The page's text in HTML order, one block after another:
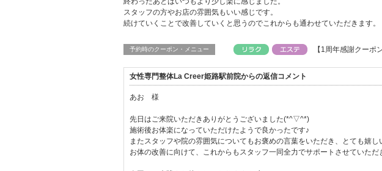
スタッフの方やお店の雰囲気もいい感じです。
続けていくことで改善していくと思うのでこれからも通わせていただきます。
予約時のクーポン・メニュー 【1周年感謝クー
女性専門整体La Creer姫路駅前院からの返信コメント
あお 様
先日はご来院いただきありがとうございました(*^▽^*)
施術後お体楽になっていただけたようで良かったです♪
またスタッフや院の雰囲気についてもお褒めの言葉をいただき、とても嬉し
お体の改善に向けて、これからもスタッフ一同全力でサポートさせていた